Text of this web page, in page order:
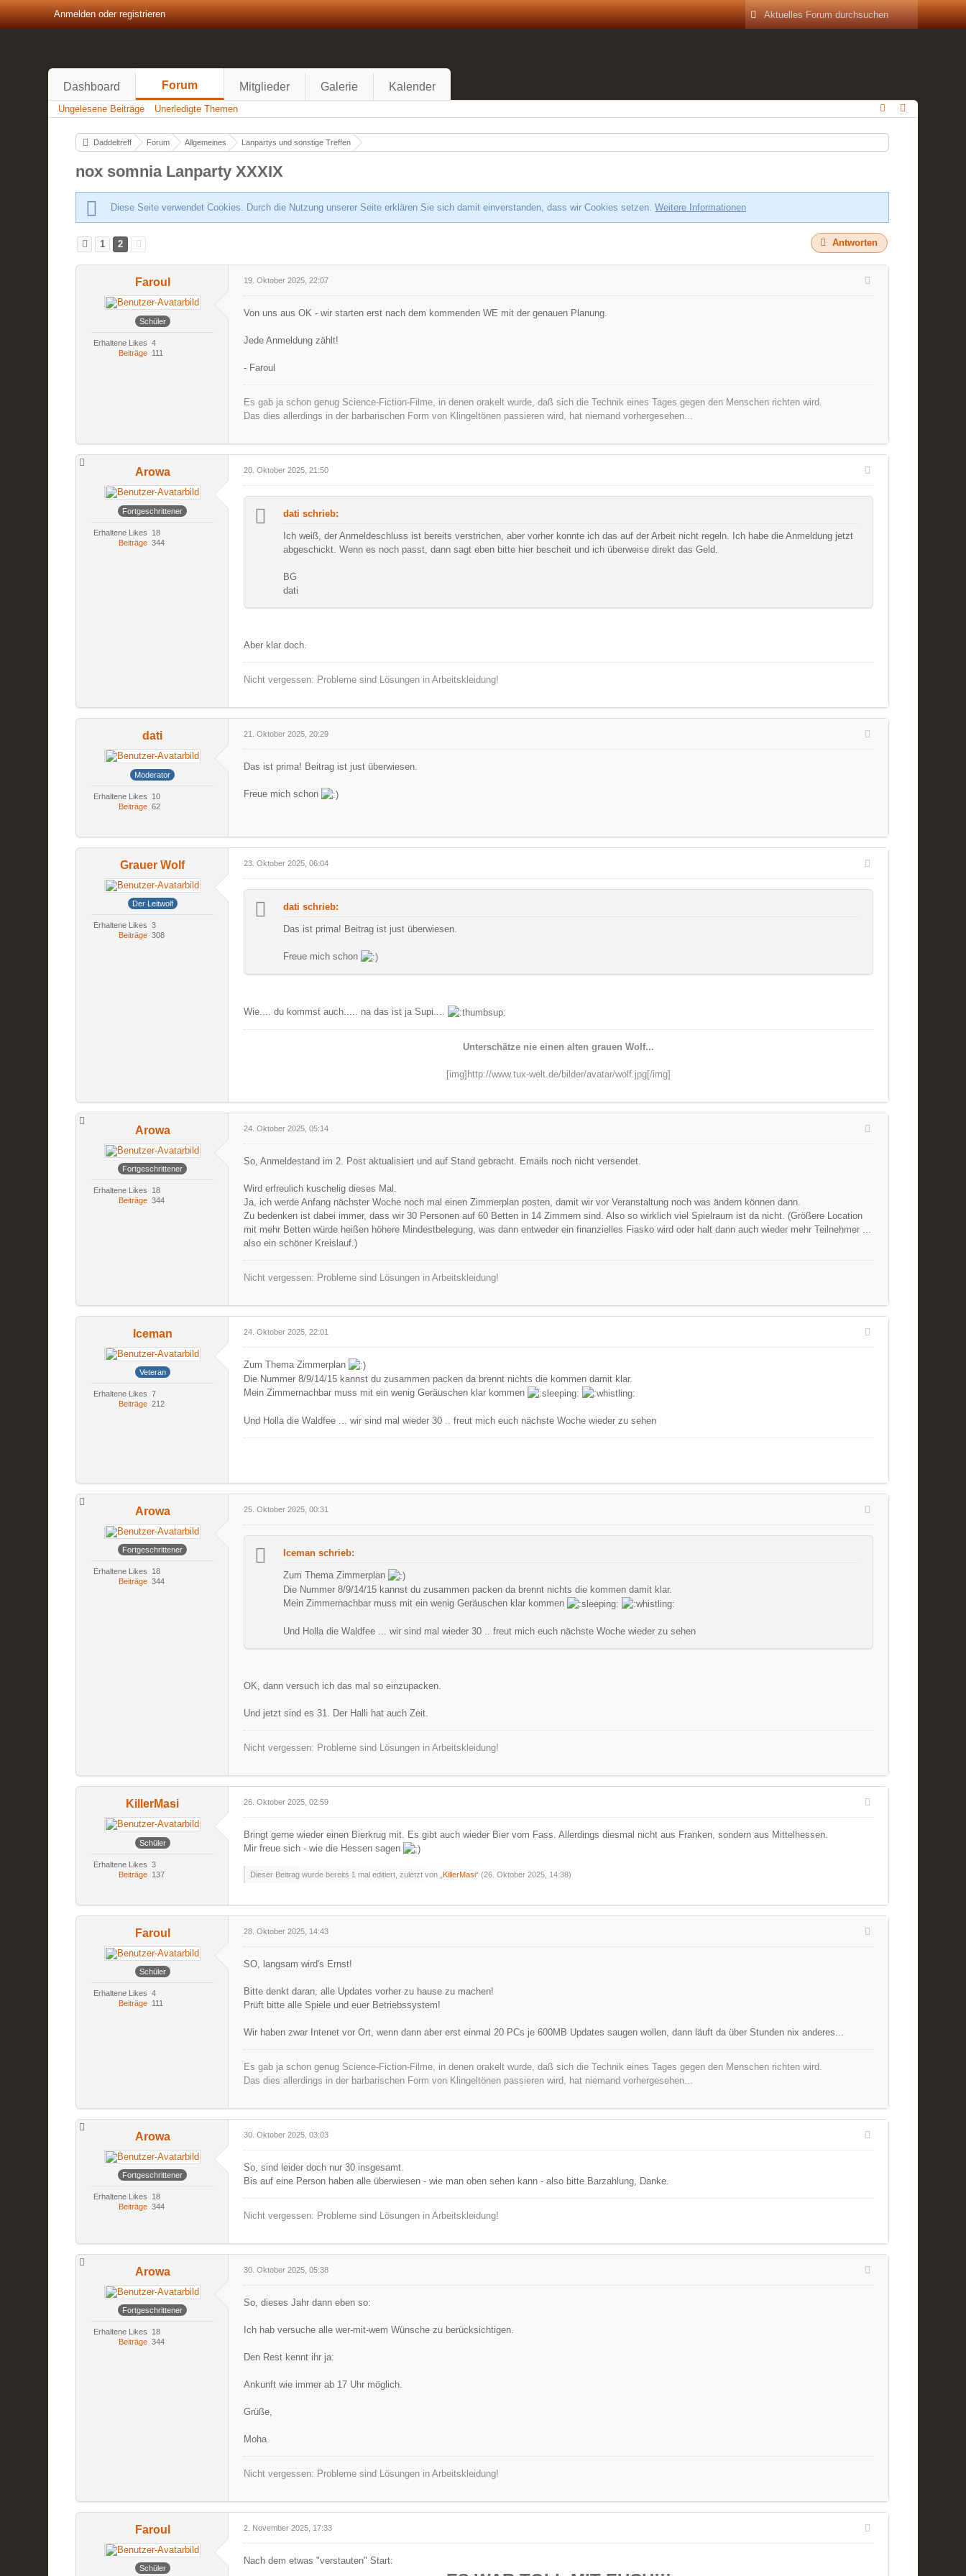
Anmelden oder registrieren
Dashboard Forum Mitglieder Galerie Kalender
Ungelesene Beiträge Unerledigte Themen
Daddeltreff Forum Allgemeines Lanpartys und sonstige Treffen
nox somnia Lanparty XXXIX
Diese Seite verwendet Cookies. Durch die Nutzung unserer Seite erklären Sie sich damit einverstanden, dass wir Cookies setzen.Weitere Informationen
1 2 Antworten
Faroul
Schüler
Erhaltene Likes 4
Beiträge 111
19. Oktober 2025, 22:07
Von uns aus OK - wir starten erst nach dem kommenden WE mit der genauen Planung.
Jede Anmeldung zählt!
- Faroul
Es gab ja schon genug Science-Fiction-Filme, in denen orakelt wurde, daß sich die Technik eines Tages gegen den Menschen richten wird.
Das dies allerdings in der barbarischen Form von Klingeltönen passieren wird, hat niemand vorhergesehen...
Arowa
Fortgeschrittener
Erhaltene Likes
18
Beiträge 344
20. Oktober 2025, 21:50
dati schrieb:
Ich weiß, der Anmeldeschluss ist bereits verstrichen, aber vorher konnte ich das auf der Arbeit nicht regeln. Ich habe die Anmeldung jetzt
abgeschickt. Wenn es noch passt, dann sagt eben bitte hier bescheit und ich überweise direkt das Geld.
BG
dati
Aber klar doch.
Nicht vergessen: Probleme sind Lösungen in Arbeitskleidung!
dati
Moderator
Erhaltene Likes
10
Beiträge 62
21. Oktober 2025, 20:29
Das ist prima! Beitrag ist just überwiesen.
Freue mich schon
Grauer Wolf
Der Leitwolf
Erhaltene Likes 3
Beiträge 308
23. Oktober 2025, 06:04
dati schrieb:
Das ist prima! Beitrag ist just überwiesen.
Freue mich schon
Wie.... du kommst auch..... na das ist ja Supi....
Unterschätze nie einen alten grauen Wolf...
[img]http://www.tux-welt.de/bilder/avatar/wolf.jpg[/img]
Arowa
Fortgeschrittener
Erhaltene Likes
18
Beiträge 344
24. Oktober 2025, 05:14
So, Anmeldestand im 2. Post aktualisiert und auf Stand gebracht. Emails noch nicht versendet.
Wird erfreulich kuschelig dieses Mal.
Ja, ich werde Anfang nächster Woche noch mal einen Zimmerplan posten, damit wir vor Veranstaltung noch was ändern können dann.
Zu bedenken ist dabei immer, dass wir 30 Personen auf 60 Betten in 14 Zimmern sind. Also so wirklich viel Spielraum ist da nicht. (Größere Location
mit mehr Betten würde heißen höhere Mindestbelegung, was dann entweder ein finanzielles Fiasko wird oder halt dann auch wieder mehr Teilnehmer ...
also ein schöner Kreislauf.)
Nicht vergessen: Probleme sind Lösungen in Arbeitskleidung!
Iceman
Veteran
Erhaltene Likes 7
Beiträge 212
24. Oktober 2025, 22:01
Zum Thema Zimmerplan
Die Nummer 8/9/14/15 kannst du zusammen packen da brennt nichts die kommen damit klar.
Mein Zimmernachbar muss mit ein wenig Geräuschen klar kommen
Und Holla die Waldfee ... wir sind mal wieder 30 .. freut mich euch nächste Woche wieder zu sehen
Arowa
Fortgeschrittener
Erhaltene Likes
18
Beiträge 344
25. Oktober 2025, 00:31
Iceman schrieb:
Zum Thema Zimmerplan
Die Nummer 8/9/14/15 kannst du zusammen packen da brennt nichts die kommen damit klar.
Mein Zimmernachbar muss mit ein wenig Geräuschen klar kommen
Und Holla die Waldfee ... wir sind mal wieder 30 .. freut mich euch nächste Woche wieder zu sehen
OK, dann versuch ich das mal so einzupacken.
Und jetzt sind es 31. Der Halli hat auch Zeit.
Nicht vergessen: Probleme sind Lösungen in Arbeitskleidung!
KillerMasi
Schüler
Erhaltene Likes 3
Beiträge 137
26. Oktober 2025, 02:59
Bringt gerne wieder einen Bierkrug mit. Es gibt auch wieder Bier vom Fass. Allerdings diesmal nicht aus Franken, sondern aus Mittelhessen.
Mir freue sich - wie die Hessen sagen
Dieser Beitrag wurde bereits 1 mal editiert, zuletzt von „KillerMasi“ (26. Oktober 2025, 14:38)
Faroul
Schüler
Erhaltene Likes 4
Beiträge 111
28. Oktober 2025, 14:43
SO, langsam wird's Ernst!
Bitte denkt daran, alle Updates vorher zu hause zu machen!
Prüft bitte alle Spiele und euer Betriebssystem!
Wir haben zwar Intenet vor Ort, wenn dann aber erst einmal 20 PCs je 600MB Updates saugen wollen, dann läuft da über Stunden nix anderes...
Es gab ja schon genug Science-Fiction-Filme, in denen orakelt wurde, daß sich die Technik eines Tages gegen den Menschen richten wird.
Das dies allerdings in der barbarischen Form von Klingeltönen passieren wird, hat niemand vorhergesehen...
Arowa
Fortgeschrittener
Erhaltene Likes
18
Beiträge 344
30. Oktober 2025, 03:03
So, sind leider doch nur 30 insgesamt.
Bis auf eine Person haben alle überwiesen - wie man oben sehen kann - also bitte Barzahlung, Danke.
Nicht vergessen: Probleme sind Lösungen in Arbeitskleidung!
Arowa
Fortgeschrittener
Erhaltene Likes
18
Beiträge 344
30. Oktober 2025, 05:38
So, dieses Jahr dann eben so:
Ich hab versuche alle wer-mit-wem Wünsche zu berücksichtigen.
Den Rest kennt ihr ja:
Ankunft wie immer ab 17 Uhr möglich.
Grüße,
Moha
Nicht vergessen: Probleme sind Lösungen in Arbeitskleidung!
Faroul
Schüler
2. November 2025, 17:33
Nach dem etwas "verstauten" Start: